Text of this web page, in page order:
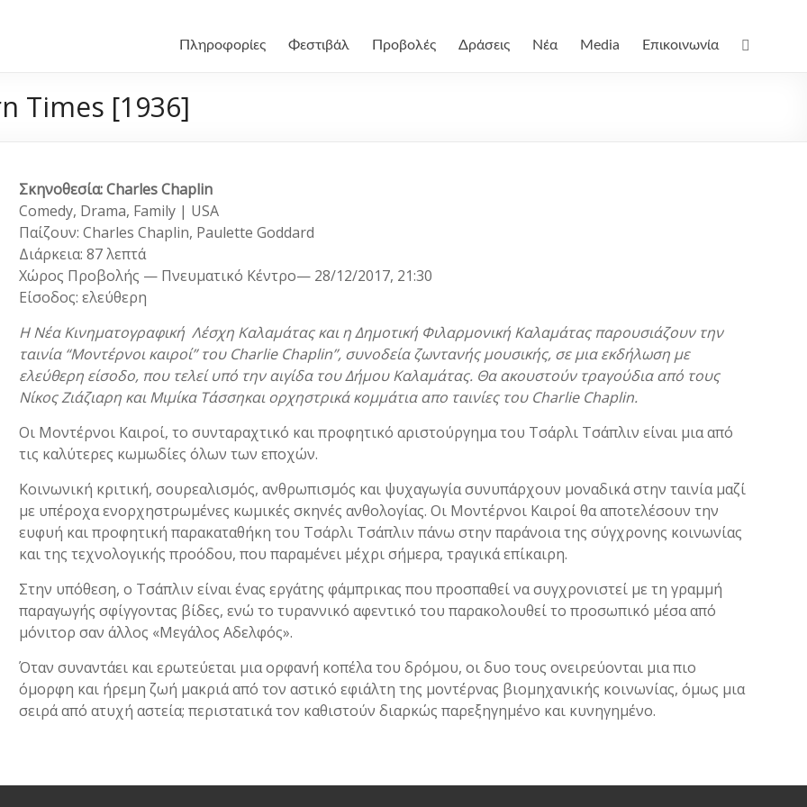
Πληροφορίες Φεστιβάλ Προβολές Δράσεις Νέα Media Επικοινωνία
Times [1936]
Σκηνοθεσία: Charles Chaplin
Comedy, Drama, Family | USA
Παίζουν: Charles Chaplin, Paulette Goddard
Διάρκεια: 87 λεπτά
Χώρος Προβολής — Πνευματικό Κέντρο— 28/12/2017, 21:30
Είσοδος: ελεύθερη
Η Νέα Κινηματογραφική Λέσχη Καλαμάτας και η Δημοτική Φιλαρμονική Καλαμάτας παρουσιάζουν την
ταινία “Μοντέρνοι καιροί” του Charlie Chaplin”, συνοδεία ζωντανής μουσικής, σε μια εκδήλωση με
ελεύθερη είσοδο, που τελεί υπό την αιγίδα του Δήμου Καλαμάτας. Θα ακουστούν τραγούδια από τους
Νίκος Ζιάζιαρη και Μιμίκα Τάσσηκαι ορχηστρικά κομμάτια απο ταινίες του Charlie Chaplin.
Οι Μοντέρνοι Καιροί, το συνταραχτικό και προφητικό αριστούργημα του Τσάρλι Τσάπλιν είναι μια από
τις καλύτερες κωμωδίες όλων των εποχών.
Κοινωνική κριτική, σουρεαλισμός, ανθρωπισμός και ψυχαγωγία συνυπάρχουν μοναδικά στην ταινία μαζί
με υπέροχα ενορχηστρωμένες κωμικές σκηνές ανθολογίας. Οι Μοντέρνοι Καιροί θα αποτελέσουν την
ευφυή και προφητική παρακαταθήκη του Τσάρλι Τσάπλιν πάνω στην παράνοια της σύγχρονης κοινωνίας
και της τεχνολογικής προόδου, που παραμένει μέχρι σήμερα, τραγικά επίκαιρη.
Στην υπόθεση, ο Τσάπλιν είναι ένας εργάτης φάμπρικας που προσπαθεί να συγχρονιστεί με τη γραμμή
παραγωγής σφίγγοντας βίδες, ενώ το τυραννικό αφεντικό του παρακολουθεί το προσωπικό μέσα από
μόνιτορ σαν άλλος «Μεγάλος Αδελφός».
Όταν συναντάει και ερωτεύεται μια ορφανή κοπέλα του δρόμου, οι δυο τους ονειρεύονται μια πιο
όμορφη και ήρεμη ζωή μακριά από τον αστικό εφιάλτη της μοντέρνας βιομηχανικής κοινωνίας, όμως μια
σειρά από ατυχή αστεία; περιστατικά τον καθιστούν διαρκώς παρεξηγημένο και κυνηγημένο.